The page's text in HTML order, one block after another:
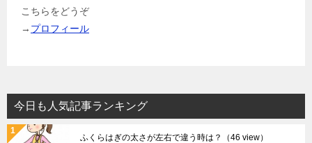
こちらをどうぞ
→ プロフィール
今日も人気記事ランキング
ふくらはぎの太さが左右で違う時は？ （46 view）